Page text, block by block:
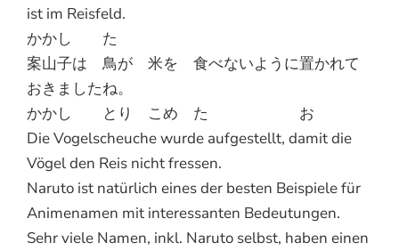
ist im Reisfeld.
かかし た
案山子は 鳥が 米を 食べないように置かれて
おきましたね。
かかし とり こめ た お
Die Vogelscheuche wurde aufgestellt, damit die
Vögel den Reis nicht fressen.
Naruto ist natürlich eines der besten Beispiele für
Animenamen mit interessanten Bedeutungen.
Sehr viele Namen, inkl. Naruto selbst, haben einen